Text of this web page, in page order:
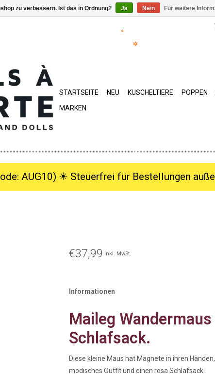
STARTSEITE NEU KUSCHELTIERE POPPEN
MARKEN
AUG10) ☀︎ Steuerfrei für Bestellungen
€37,99 Inkl. MwSt.
Informationen
Maileg
Schlafsack.
Diese kleine Maus hat Magnete in ihren
modisches Outfit und einen rosa Schlafsack.
zu verbessern. Ist das in Ordnung? Ja Nein Für weitere